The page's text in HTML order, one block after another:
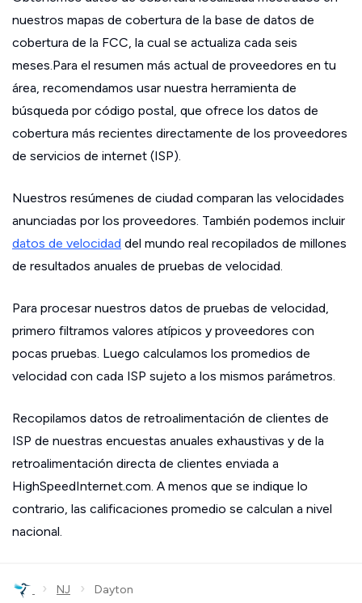
nuestros mapas de cobertura de la base de datos de
cobertura de la FCC, la cual se actualiza cada seis
meses.Para el resumen más actual de proveedores en tu
área, recomendamos usar nuestra herramienta de
búsqueda por código postal, que ofrece los datos de
cobertura más recientes directamente de los proveedores
de servicios de internet (ISP).
Nuestros resúmenes de ciudad comparan las velocidades
anunciadas por los proveedores. También podemos incluir
datos de velocidad del mundo real recopilados de millones
de resultados anuales de pruebas de velocidad.
Para procesar nuestros datos de pruebas de velocidad,
primero filtramos valores atípicos y proveedores con
pocas pruebas. Luego calculamos los promedios de
velocidad con cada ISP sujeto a los mismos parámetros.
Recopilamos datos de retroalimentación de clientes de
ISP de nuestras encuestas anuales exhaustivas y de la
retroalimentación directa de clientes enviada a
HighSpeedInternet.com. A menos que se indique lo
contrario, las calificaciones promedio se calculan a nivel
nacional.
› NJ › Dayton